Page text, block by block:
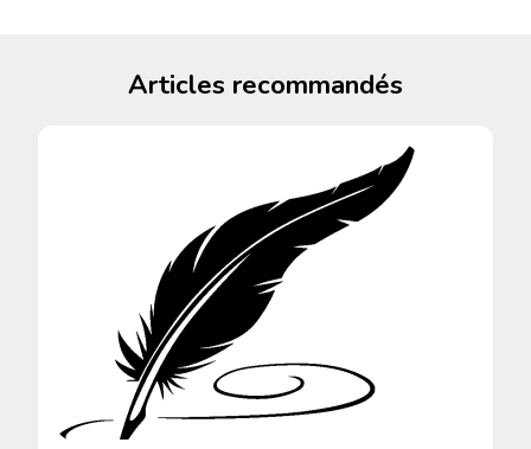
Articles recommandés